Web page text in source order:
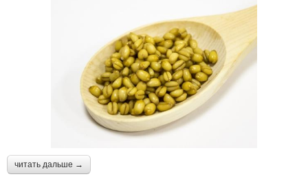
читать дальше →